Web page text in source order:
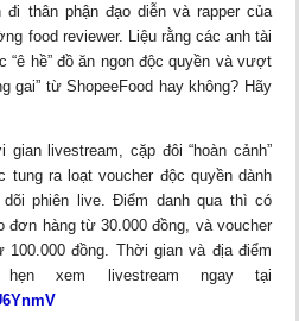
thân phận đạo diễn và rapper của
food reviewer. Liệu rằng các anh tài
hề” đồ ăn ngon độc quyền và vượt
gai” từ ShopeeFood hay không? Hãy
livestream, cặp đôi “hoàn cảnh”
ra loạt voucher độc quyền dành
phiên live. Điểm danh qua thì có
đơn hàng từ 30.000 đồng, và voucher
đồng. Thời gian và địa điểm
xem livestream ngay tại